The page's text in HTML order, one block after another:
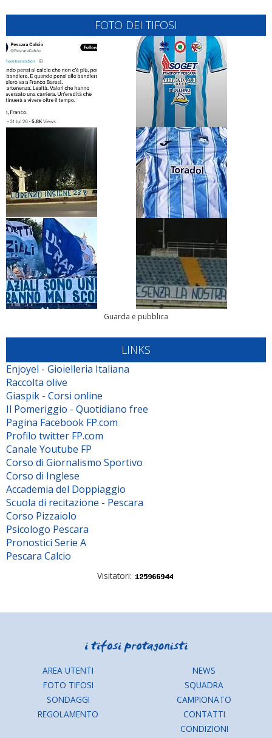
FOTO DEI TIFOSI
Guarda e pubblica
LINKS
Enjoyel - Gioielleria Italiana
Raccolta olive
Giaspik - Corsi online
Il Pomeriggio - Quotidiano free
Pagina Facebook FP.com
Profilo twitter FP.com
Canale Youtube FP
Corso di Giornalismo Sportivo
Corso di Inglese
Accademia del Doppiaggio
Scuola di recitazione - Pescara
Corso Pizzaiolo
Psicologo Pescara
Pronostici Serie A
Pescara Calcio
Visitatori:
AREA UTENTI
FOTO TIFOSI
SONDAGGI
REGOLAMENTO
NEWS
SQUADRA
CAMPIONATO
CONTATTI
CONDIZIONI